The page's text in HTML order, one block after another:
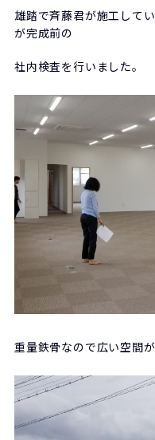
雄踏で斉藤君が施工して
が完成前の
社内検査を行いました。
重量鉄骨なので広い空間